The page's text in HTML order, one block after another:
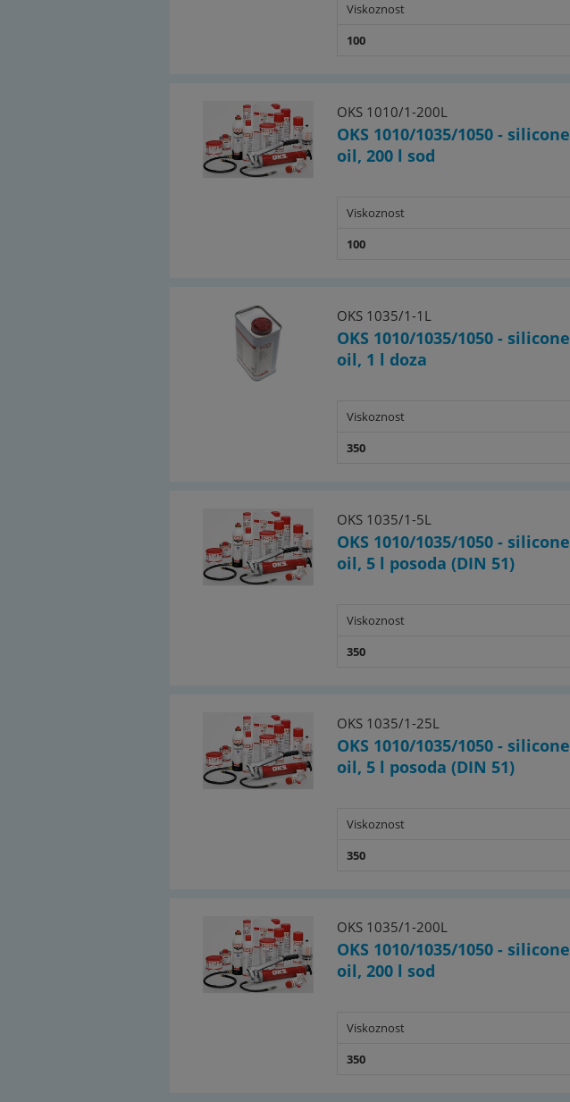
Viskoznost
100
OKS 1010/1-200L
OKS 1010/1035/1050 - silicone
oil, 200 l sod
Viskoznost
100
OKS 1035/1-1L
OKS 1010/1035/1050 - silicone
oil, 1 l doza
Viskoznost
350
OKS 1035/1-5L
OKS 1010/1035/1050 - silicone
oil, 5 l posoda (DIN 51)
Viskoznost
350
OKS 1035/1-25L
OKS 1010/1035/1050 - silicone
oil, 5 l posoda (DIN 51)
Viskoznost
350
OKS 1035/1-200L
OKS 1010/1035/1050 - silicone
oil, 200 l sod
Viskoznost
350